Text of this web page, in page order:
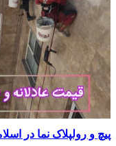
پیچ و رولپلاک نما در